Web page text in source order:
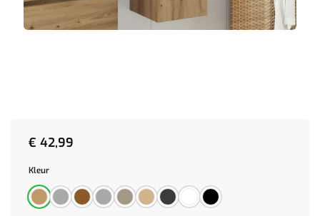
€ 42,99
Kleur